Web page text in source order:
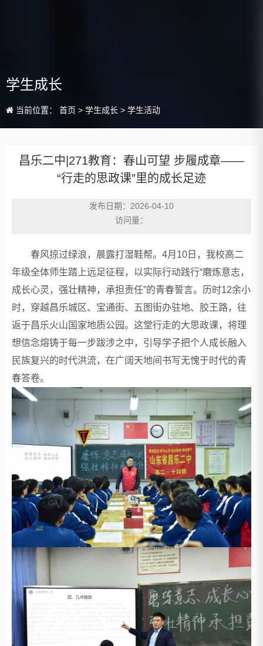
学生成长
当前位置： 首页 > 学生成长> 学生活动
昌乐二中|271教育：春山可望 步履成章——
“行走的思政课”里的成长足迹
发布日期：2026-04-10
访问量：
春风掠过绿浪，晨露打湿鞋帮。4月10日，我校高二
年级全体师生踏上远足征程，以实际行动践行“磨炼意志，
成长心灵，强壮精神，承担责任”的青春誓言。历时12余小
时，穿越昌乐城区、宝通街、五图街办驻地、胶王路，往
返于昌乐火山国家地质公园。这堂行走的大思政课，将理
想信念熔铸于每一步跋涉之中，引导学子把个人成长融入
民族复兴的时代洪流，在广阔天地间书写无愧于时代的青
春答卷。